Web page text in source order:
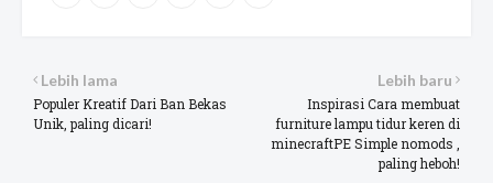
Lebih baru
Inspirasi Cara membuat
furniture lampu tidur keren di
minecraftPE Simple nomods ,
paling heboh!
Lebih lama
Populer Kreatif Dari Ban Bekas
Unik, paling dicari!